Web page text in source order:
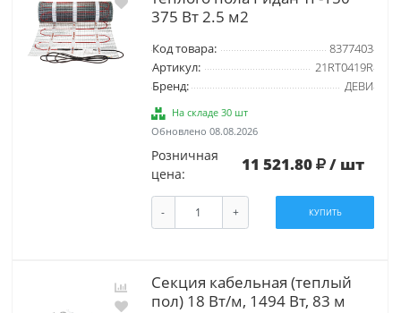
375 Вт 2.5 м2
Код товара:
8377403
Артикул:
21RT0419R
Бренд:
ДЕВИ
На складе 30 шт
Обновлено 08.08.2026
Розничная
цена:
11 521.80 / шт
- + КУПИТЬ
Секция кабельная (теплый
пол) 18 Вт/м, 1494 Вт, 83 м